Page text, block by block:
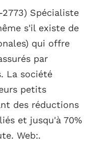
Spécialiste
s'il existe de
qui offre
par
La société
petits
des réductions
et jusqu'à 70%
Web:.